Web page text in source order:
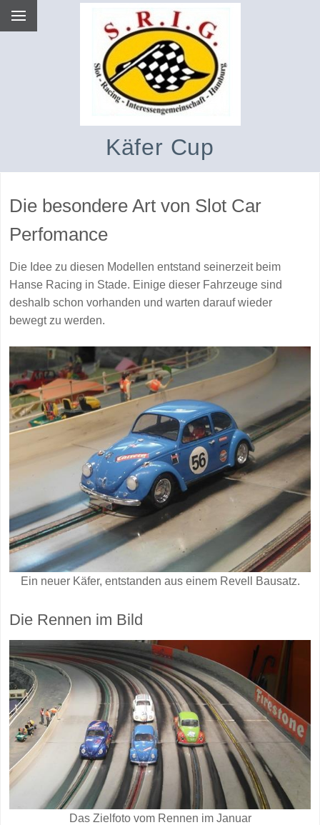
Käfer Cup
Die besondere Art von Slot Car
Perfomance
Die Idee zu diesen Modellen entstand seinerzeit beim
Hanse Racing in Stade. Einige dieser Fahrzeuge sind
deshalb schon vorhanden und warten darauf wieder
bewegt zu werden.
Ein neuer Käfer, entstanden aus einem Revell Bausatz.
Die Rennen im Bild
Das Zielfoto vom Rennen im Januar